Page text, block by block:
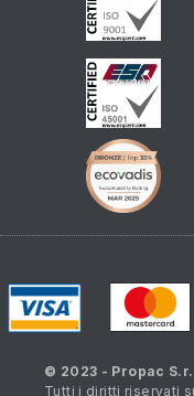
© 2023 - Propac
Tutti i diritti riservati